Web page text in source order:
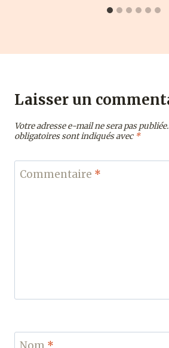
Laisser un
Votre adresse e-mail ne sera pas publiée.
obligatoires sont indiqués avec *
Commentaire *
Nom *